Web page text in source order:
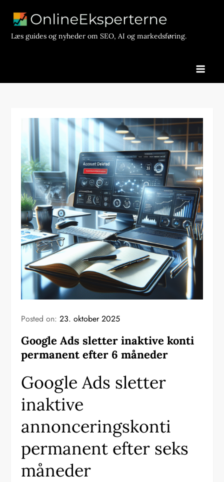
contentLæs guides og nyheder om SEO, AI og markedsføring.
Posted on:23. oktober 2025
Google Ads sletter inaktive konti
permanent efter 6 måneder
Google Ads sletter
inaktive
annonceringskonti
permanent efter seks
måneder